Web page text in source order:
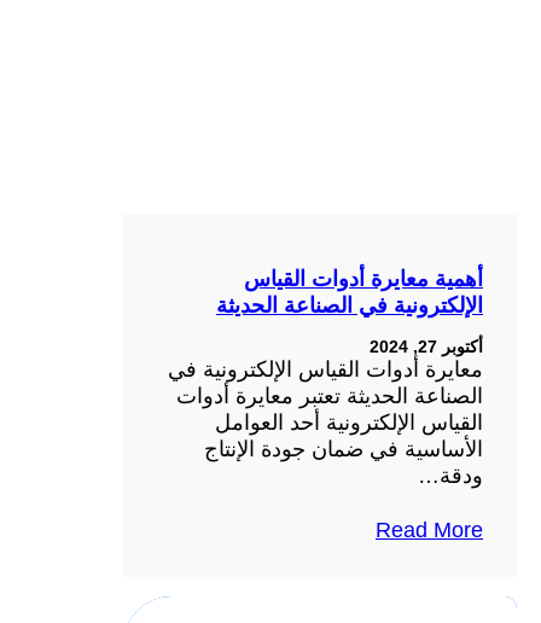
أهمية معايرة أدوات القياس
الإلكترونية في الصناعة الحديثة
أكتوبر 27, 2024
معايرة أدوات القياس الإلكترونية في
الصناعة الحديثة تعتبر معايرة أدوات
القياس الإلكترونية أحد العوامل
الأساسية في ضمان جودة الإنتاج
ودقة…
Read More